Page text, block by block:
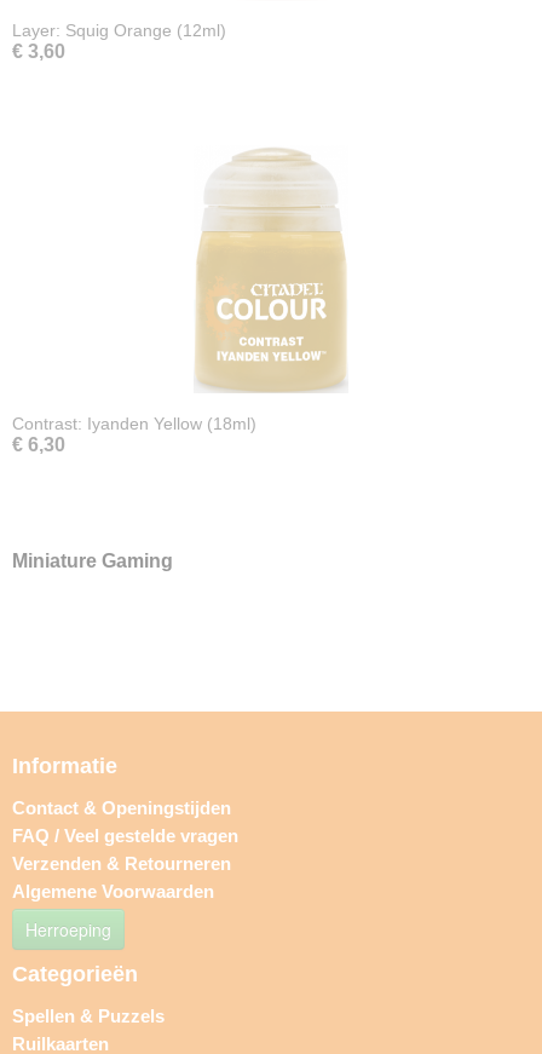
Layer: Squig Orange (12ml)
€ 3,60
Contrast: Iyanden Yellow (18ml)
€ 6,30
Miniature Gaming
Informatie
Contact & Openingstijden
FAQ / Veel gestelde vragen
Verzenden & Retourneren
Algemene Voorwaarden
Herroeping
Categorieën
Spellen & Puzzels
Ruilkaarten